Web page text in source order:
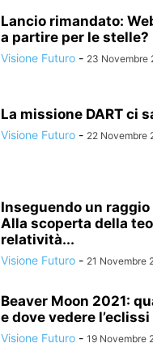
Lancio rimandato:
a partire per le stelle?
Visione Futuro - 23 Novembre
La missione DART ci
Visione Futuro - 22 Novembre
Inseguendo un raggio
Alla scoperta della
relatività...
Visione Futuro - 21 Novembre
Beaver Moon 2021:
e dove vedere
Visione Futuro - 19 Novembre